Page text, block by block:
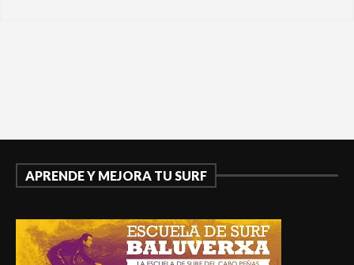
APRENDE Y MEJORA TU SURF